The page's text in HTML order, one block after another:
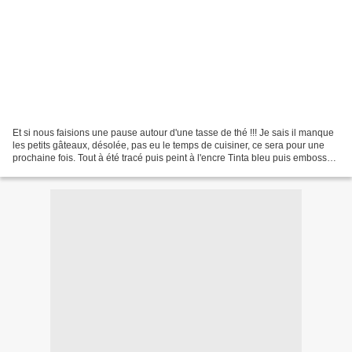
Et si nous faisions une pause autour d'une tasse de thé !!! Je sais il manque
les petits gâteaux, désolée, pas eu le temps de cuisiner, ce sera pour une
prochaine fois. Tout à été tracé puis peint à l'encre Tinta bleu puis embossé